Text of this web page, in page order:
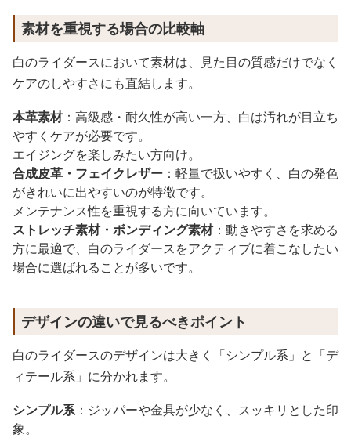
素材を重視する場合の比較軸
白のライダースにおいて素材は、見た目の質感だけでなく
ケアのしやすさにも直結します。
本革素材：高級感・耐久性が高い一方、白は汚れが目立ち
やすくケアが必要です。
エイジングを楽しみたい方向け。
合成皮革・フェイクレザー ：軽量で扱いやすく、白の発色
がきれいに出やすいのが特徴です。
メンテナンス性を重視する方に向いています。
ストレッチ素材・ボンディング素材：動きやすさを求める
方に最適で、白のライダースをアクティブに着こなしたい
場合に選ばれることが多いです。
デザインの違いで見るべきポイント
白のライダースのデザインは大きく「シンプル系」と「デ
ィテール系」に分かれます。
シンプル系：ジッパーや金具が少なく、スッキリとした印
象。